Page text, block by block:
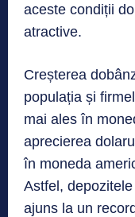
aceste condiții
atractive.
Creșterea
populația și
mai ales în
aprecierea
în moneda
Astfel,
ajuns la un